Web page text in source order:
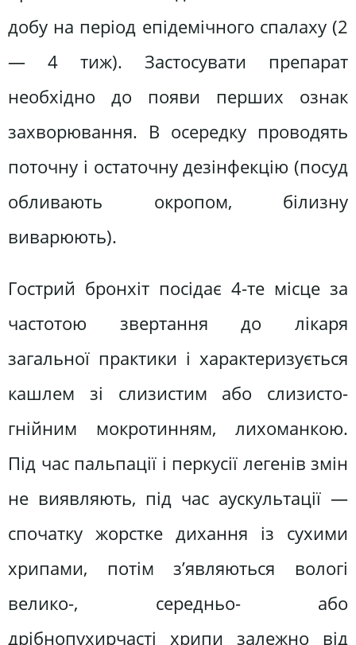
добу на період епідемічного спалаху (2
— 4 тиж). Застосувати препарат
необхідно до появи перших ознак
захворювання. В осередку проводять
поточну і остаточну дезінфекцію (посуд
обливають окропом, білизну
виварюють).
Гострий бронхіт посідає 4-те місце за
частотою звертання до лікаря
загальної практики і характеризується
кашлем зі слизистим або слизисто-
гнійним мокротинням, лихоманкою.
Під час пальпації і перкусії легенів змін
не виявляють, під час аускультації —
спочатку жорстке дихання із сухими
хрипами, потім з’являються вологі
велико-, середньо- або
дрібнопухирчасті хрипи залежно від